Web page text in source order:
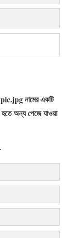
নামের একটি
অন্য পেজে যাওয়া